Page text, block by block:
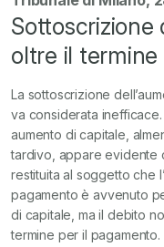
oltre il termine
La sottoscrizione
va considerata
aumento di capitale,
tardivo, appare evidente
restituita al soggetto che
pagamento è avvenuto
di capitale, ma il debito
termine per il pagamento.